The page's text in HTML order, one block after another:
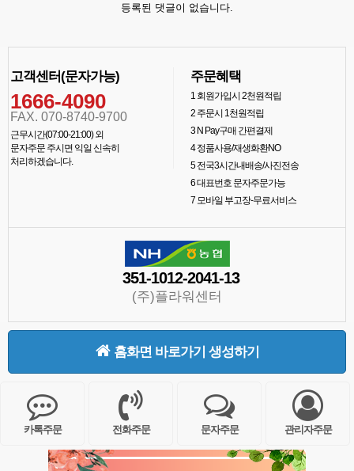
등록된 댓글이 없습니다.
고객센터(문자가능)
1666-4090
FAX. 070-8740-9700
근무시간(07:00-21:00) 외
문자주문 주시면 익일 신속히
처리하겠습니다.
주문혜택
1회원가입시 2천원적립
2주문시 1천원적립
3N Pay구매 간편결제
4정품사용/재생화환NO
5전국3시간내배송/사진전송
6대표번호 문자주문가능
7모바일 부고장-무료서비스
351-1012-2041-13
(주)플라워센터
홈화면 바로가기 생성하기
카톡주문 전화주문 문자주문 관리자주문